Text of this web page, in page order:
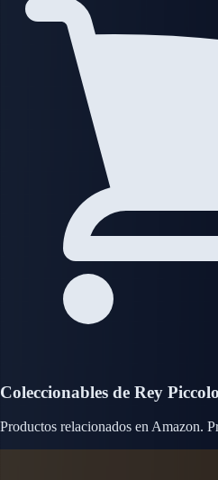
Coleccionables de Rey Piccolo
Productos relacionados en Amazon.